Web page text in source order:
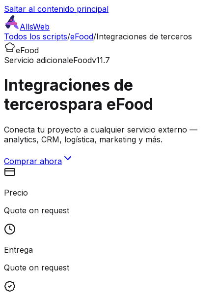
Saltar al contenido principal
AllsWeb
Todos los scripts/eFood/Integraciones de terceros
eFood
Servicio adicionaleFoodv11.7
Integraciones de
tercerospara eFood
Conecta tu proyecto a cualquier servicio externo —
analytics, CRM, logística, marketing y más.
Comprar ahora
Precio
Quote on request
Entrega
Quote on request